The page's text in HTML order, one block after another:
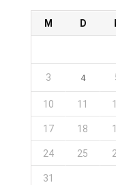
M D
3 4
10 11
17 18
24 25
31